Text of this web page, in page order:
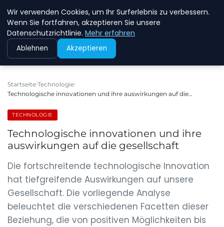
NEW ENERGY JOBS
Startseite Technologie
Technologische innovationen und ihre auswirkungen auf die…
TECHNOLOGIE
Technologische innovationen und ihre
auswirkungen auf die gesellschaft
Die fortschreitende technologische Innovation
hat tiefgreifende Auswirkungen auf unsere
Gesellschaft. Die vorliegende Analyse
beleuchtet die verschiedenen Facetten dieser
Beziehung, die von positiven Möglichkeiten bis
Wir verwenden Cookies, um Ihr Surferlebnis zu verbessern.
Wenn Sie fortfahren, akzeptieren Sie unsere
Datenschutzrichtlinie. Mehr erfahren
Ablehnen Akzeptieren